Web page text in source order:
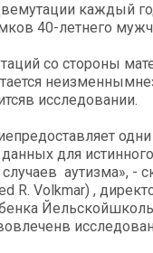
каждый
40-летнего
со стороны
исследовании.
для истинного
аутизма», -
R. Volkmar) ,